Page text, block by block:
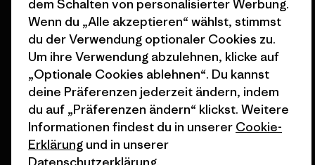
© 2026 Patagonia, Inc. All Rights Reserved.
Deutsch
dem Schalten von personalisierter Werbung.
Wenn du „Alle akzeptieren“ wählst, stimmst
du der Verwendung optionaler Cookies zu.
Um ihre Verwendung abzulehnen, klicke auf
„Optionale Cookies ablehnen“. Du kannst
deine Präferenzen jederzeit ändern, indem
du auf „Präferenzen ändern“ klickst. Weitere
Informationen findest du in unserer Cookie-
Erklärung und in unserer